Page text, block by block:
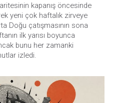
kapanış öncesinde
yeni çok haftalık zirveye
Doğu çatışmasının sona
ilk yarısı boyunca
bunu her zamanki
izledi.